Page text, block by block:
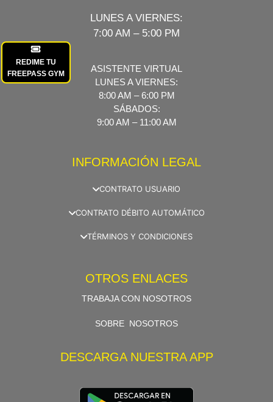
REDIME TU
FREEPASS GYM
LUNES A VIERNES:
7:00 AM – 5:00 PM
ASISTENTE VIRTUAL
LUNES A VIERNES:
8:00 AM – 6:00 PM
SÁBADOS:
9:00 AM – 11:00 AM
INFORMACIÓN LEGAL
CONTRATO USUARIO
CONTRATO DÉBITO AUTOMÁTICO
TÉRMINOS Y CONDICIONES
OTROS ENLACES
TRABAJA CON NOSOTROS
SOBRE NOSOTROS
DESCARGA NUESTRA APP